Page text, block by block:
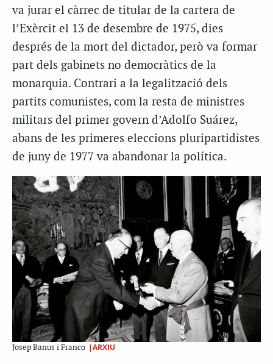
va jurar el càrrec de titular de la cartera de
l’Exèrcit el 13 de desembre de 1975, dies
després de la mort del dictador, però va formar
part dels gabinets no democràtics de la
monarquia. Contrari a la legalització dels
partits comunistes, com la resta de ministres
militars del primer govern d’Adolfo Suárez,
abans de les primeres eleccions pluripartidistes
de juny de 1977 va abandonar la política.
Josep Banus i Franco |ARXIU